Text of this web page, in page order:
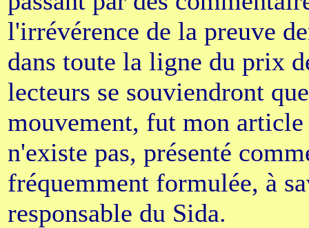
l'irrévérence de la preuve
dans toute la ligne du prix
lecteurs se souviendront
mouvement, fut mon
n'existe pas, présenté
fréquemment formulée, à
responsable du Sida.